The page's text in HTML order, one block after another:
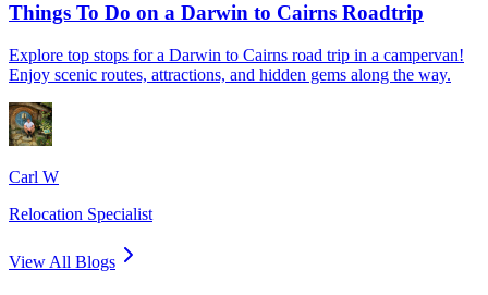
Things To Do on a Darwin to Cairns Roadtrip
Explore top stops for a Darwin to Cairns road trip in a campervan!
Enjoy scenic routes, attractions, and hidden gems along the way.
Carl W
Relocation Specialist
View All Blogs